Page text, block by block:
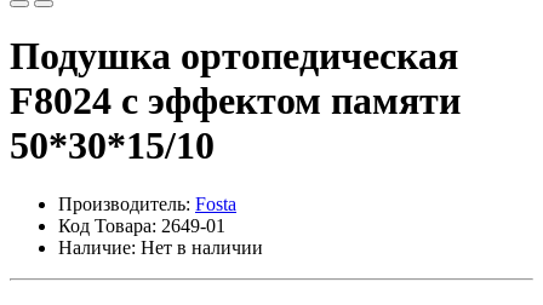
Подушка ортопедическая
F8024 c эффектом памяти
50*30*15/10
Производитель: Fosta
Код Товара: 2649-01
Наличие: Нет в наличии